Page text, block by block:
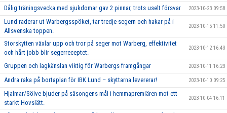
Dålig träningsvecka med sjukdomar gav 2 pinnar, trots uselt försvar 2023-10-23 09:58
Lund raderar ut Warbergsspöket, tar tredje segern och hakar på i
Allsvenska toppen.
2023-10-15 11:50
Storskytten växlar upp och tror på seger mot Warberg, effektivitet
och hårt jobb blir segerreceptet.
2023-10-12 16:43
Gruppen och lagkänslan viktig för Warbergs framgångar 2023-10-11 16:23
Andra raka på bortaplan för IBK Lund – skyttarna levererar! 2023-10-10 09:25
Hjalmar/Sölve bjuder på säsongens mål i hemmapremiären mot ett
starkt Hovslätt.
2023-10-04 16:11